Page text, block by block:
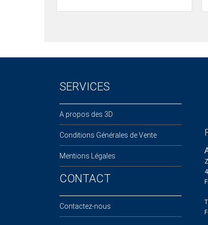
SERVICES
A propos des 3D
Conditions Générales de Vente
Mentions Légales
CONTACT
Contactez-nous